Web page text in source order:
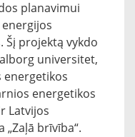
planavimui
Šį projektą vykdo
universitet,
energetikos
energetikos
Latvijos
brīvība“.